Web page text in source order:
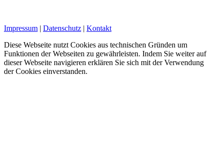
Impressum | Datenschutz | Kontakt
Diese Webseite nutzt Cookies aus technischen Gründen um
Funktionen der Webseiten zu gewährleisten. Indem Sie weiter auf
dieser Webseite navigieren erklären Sie sich mit der Verwendung
der Cookies einverstanden.